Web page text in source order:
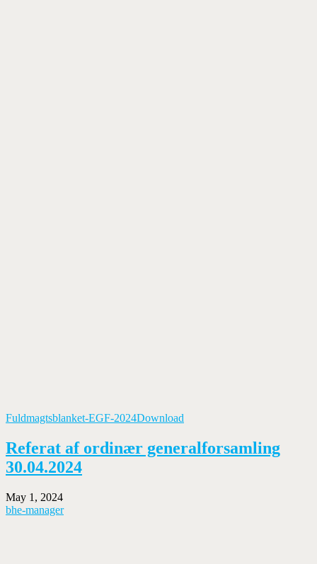
Fuldmagtsblanket-EGF-2024Download
Referat af ordinær generalforsamling
30.04.2024
May 1, 2024
bhe-manager